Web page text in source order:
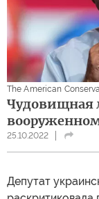
The American
Чудовищная
25.10.2022
Депутат